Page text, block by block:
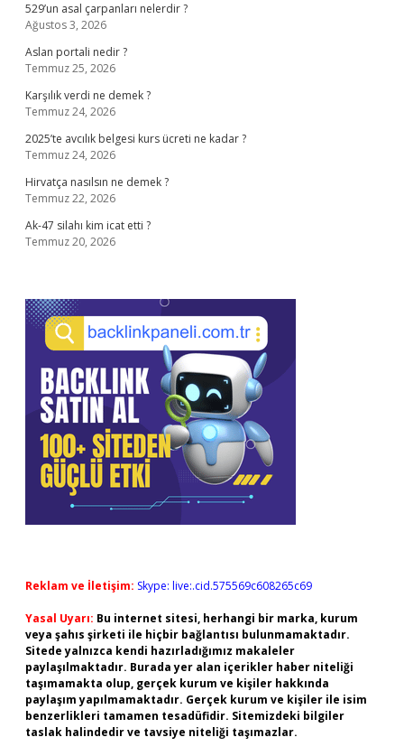
529’un asal çarpanları nelerdir ?
Ağustos 3, 2026
Aslan portali nedir ?
Temmuz 25, 2026
Karşılık verdi ne demek ?
Temmuz 24, 2026
2025’te avcılık belgesi kurs ücreti ne kadar ?
Temmuz 24, 2026
Hirvatça nasılsın ne demek ?
Temmuz 22, 2026
Ak-47 silahı kim icat etti ?
Temmuz 20, 2026
Reklam ve İletişim: Skype: live:.cid.575569c608265c69
Yasal Uyarı: Bu internet sitesi, herhangi bir marka, kurum
veya şahıs şirketi ile hiçbir bağlantısı bulunmamaktadır.
Sitede yalnızca kendi hazırladığımız makaleler
paylaşılmaktadır. Burada yer alan içerikler haber niteliği
taşımamakta olup, gerçek kurum ve kişiler hakkında
paylaşım yapılmamaktadır. Gerçek kurum ve kişiler ile isim
benzerlikleri tamamen tesadüfidir. Sitemizdeki bilgiler
taslak halindedir ve tavsiye niteliği taşımazlar.